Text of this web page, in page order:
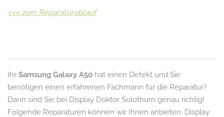
<<< zum Reparaturablauf
Ihr Samsung Galaxy A50 hat einen Defekt und Sie
benötigen einen erfahrenen Fachmann für die Reparatur?
Dann sind Sie bei Display Doktor Solothurn genau richtig!
Folgende Reparaturen können wir Ihnen anbieten: Display